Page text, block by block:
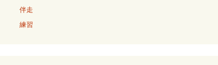
伴走
練習